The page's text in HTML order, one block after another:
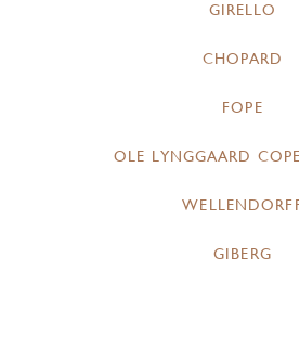
GIRELLO
CHOPARD
FOPE
OLE LYNGGAARD
GIBERG